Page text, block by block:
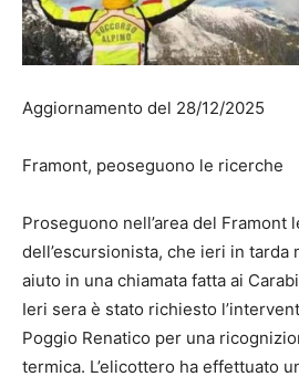
Aggiornamento del 28/12/2025
Framont, peoseguono le ricerche
Proseguono nell’area del Framont
dell’escursionista, che ieri in tarda
aiuto in una chiamata fatta ai
Ieri sera è stato richiesto
Poggio Renatico per una
termica. L’elicottero ha effettuato